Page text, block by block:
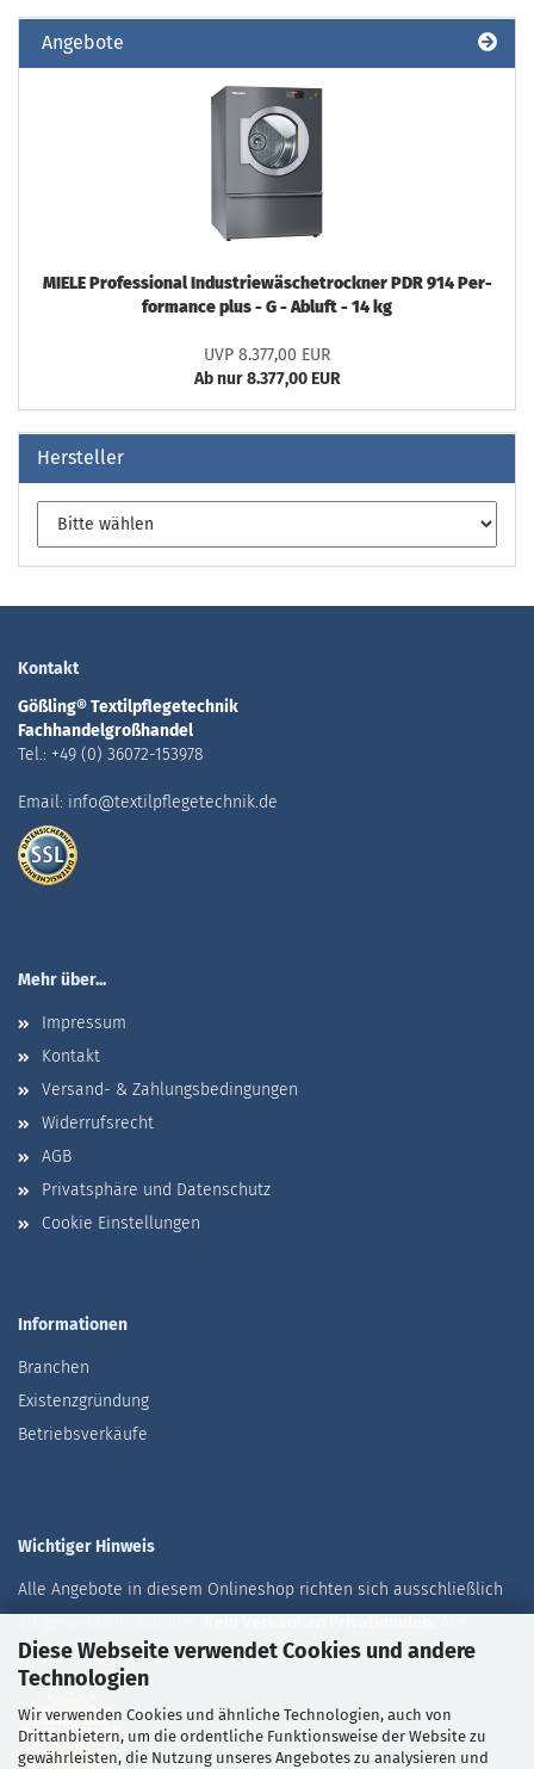
Diese Webseite verwendet Cookies und andere
Technologien
Wir verwenden Cookies und ähnliche Technologien, auch von
Drittanbietern, um die ordentliche Funktionsweise der Website zu
gewährleisten, die Nutzung unseres Angebotes zu analysieren und
Angebote
MIELE Pro­fes­sio­nal In­dus­trie­wä­sche­trock­ner PDR 914 Per­
for­mance plus - G - Ab­luft - 14 kg
UVP 8.377,00 EUR
Ab nur 8.377,00 EUR
Hersteller
Kontakt
Gößling® Textilpflegetechnik
Fachhandelgroßhandel
Tel.: +49 (0) 36072-153978
Email: info@textilpflegetechnik.de
Mehr über...
Impressum
Kontakt
Versand- & Zahlungsbedingungen
Widerrufsrecht
AGB
Privatsphäre und Datenschutz
Cookie Einstellungen
Informationen
Branchen
Existenzgründung
Betriebsverkäufe
Wichtiger Hinweis
Alle Angebote in diesem Onlineshop richten sich ausschließlich
Preise zuzüglich der aktuell gültigen Mehrwertsteuer.